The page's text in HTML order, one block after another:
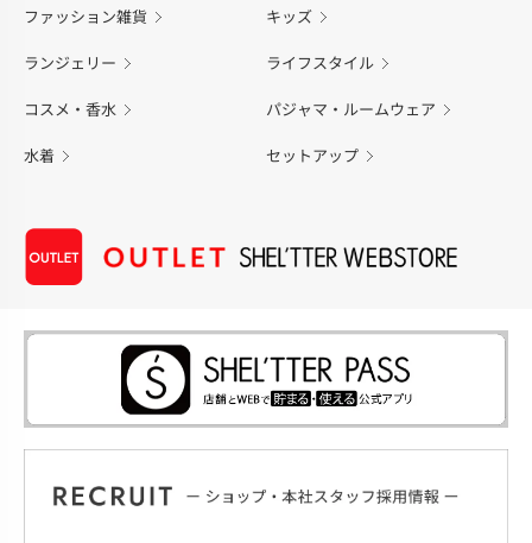
ファッション雑貨 キッズ
ランジェリー ライフスタイル
コスメ・香水 パジャマ・ルームウェア
水着 セットアップ